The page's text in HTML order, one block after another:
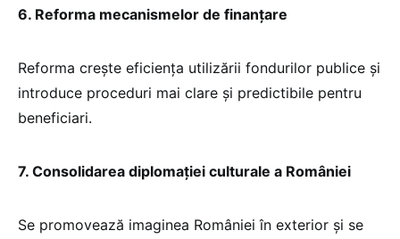
6. Reforma mecanismelor de finanțare
Reforma crește eficiența utilizării fondurilor publice și
introduce proceduri mai clare și predictibile pentru
beneficiari.
7. Consolidarea diplomației culturale a României
Se promovează imaginea României în exterior și se